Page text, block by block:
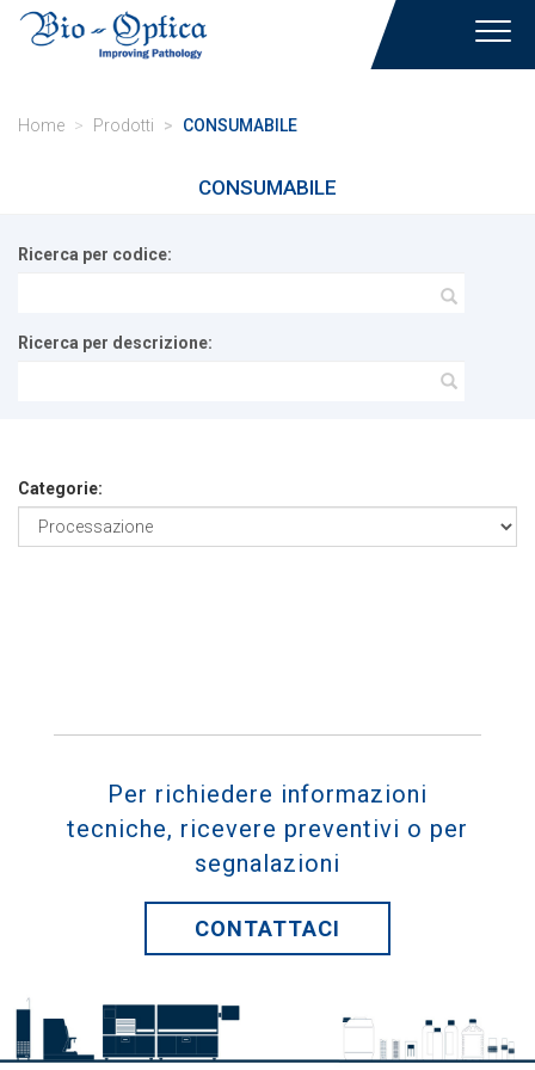
Home Prodotti CONSUMABILE
CONSUMABILE
Ricerca per codice:
Ricerca per descrizione:
Categorie:
Per richiedere informazioni
tecniche, ricevere preventivi o per
segnalazioni
CONTATTACI